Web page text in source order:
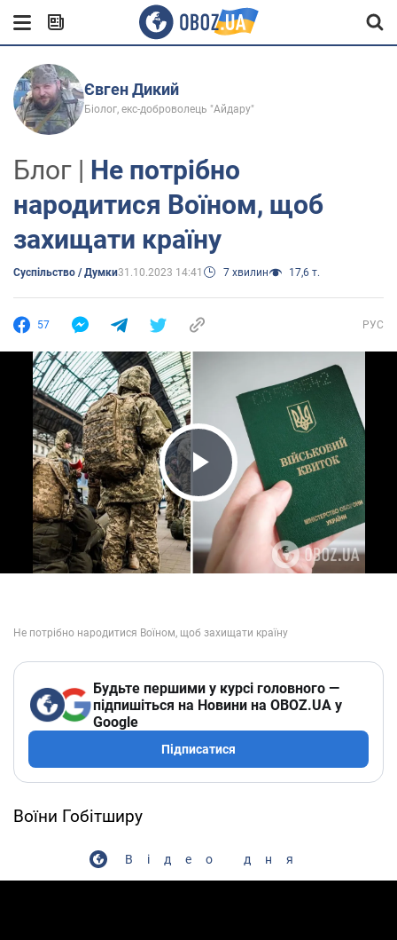
Євген Дикий
Біолог, екс-доброволець "Айдару"
Блог | Не потрібно
народитися Воїном, щоб
захищати країну
Суспільство / Думки31.10.2023 14:41 7 хвилин 17,6 т.
57 РУС
Play Video
Будьте першими у курсі головного —
підпишіться на Новини на OBOZ.UA у
Google
Підписатися
Воїни Гобітширу
Відео дня